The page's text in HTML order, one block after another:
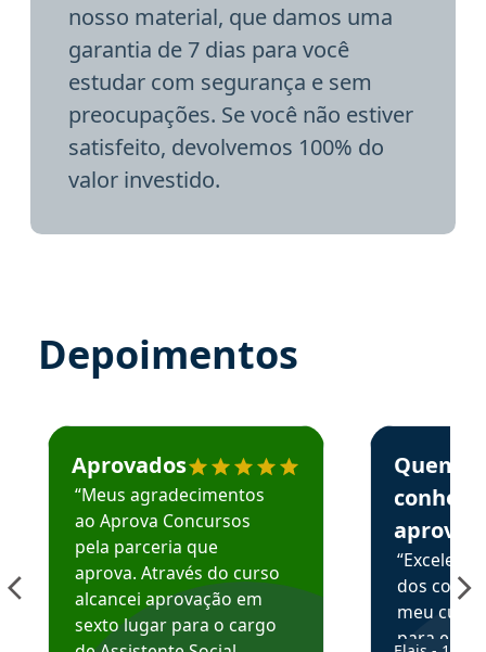
nosso material, que damos uma
garantia de 7 dias para você
estudar com segurança e sem
preocupações. Se você não estiver
satisfeito, devolvemos 100% do
valor investido.
Depoimentos
Estudante José recomenda o Aprova Concursos em
Aprovados
“Meus agradecimentos
ao Aprova Concursos
pela parceria que
aprova. Através do curso
alcancei aprovação em
sexto lugar para o cargo
Estudante
Quem
aprova
dos
meu
para